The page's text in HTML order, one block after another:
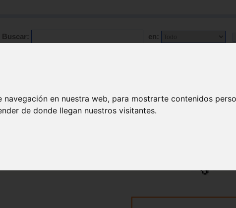
en nuestra web, para mostrarte contenidos
de donde llegan nuestros visitantes.
Buscar: en: